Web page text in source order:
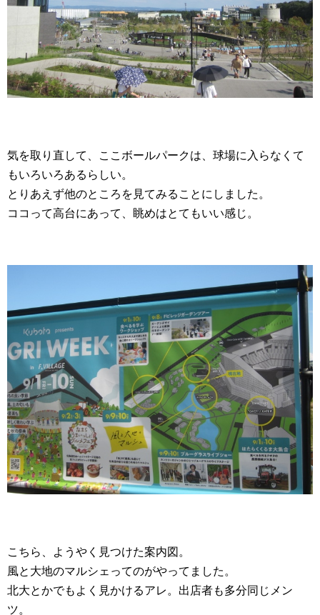
気を取り直して、ここボールパークは、球場に入らなくて
もいろいろあるらしい。
とりあえず他のところを見てみることにしました。
ココって高台にあって、眺めはとてもいい感じ。
こちら、ようやく見つけた案内図。
風と大地のマルシェってのがやってました。
北大とかでもよく見かけるアレ。出店者も多分同じメン
ツ。